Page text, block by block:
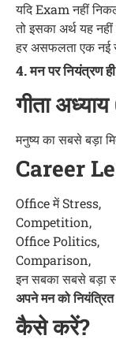
यदि Exam नहीं
तो इसका अर्थ यह
हर असफलता एक नई
4. मन पर नियंत्रण
गीता
मनुष्य का सबसे बड़ा
Career
Office में Stress,
Competition,
Office Politics,
Comparison,
इन सबका सबसे बड़ा
अपने मन को
कैसे करें?